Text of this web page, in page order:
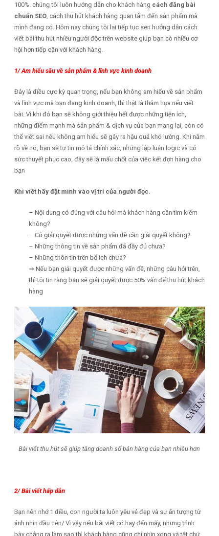
100%. chúng tôi luôn hướng dẫn cho khách hàng cách đăng bài
chuẩn SEO, cách thu hút khách hàng quan tâm đến sản phẩm mà
mình đang có. Hôm nay chúng tôi lại tiếp tục seri hướng dẫn cách
viết bài thu hút nhiều người độc trên website giúp bạn có nhiều cơ
hội hơn tiếp cận với khách hàng.
1/ Am hiểu sâu về sản phẩm & lĩnh vực kinh doanh
Đây là điều cực kỳ quan trọng, nếu bạn không am hiểu về sản phẩm
và lĩnh vực mà bạn đang kinh doanh, thì thật là thảm họa nếu viết
bài. Vì khi đó bạn sẽ không giới thiệu hết được những tiện ích,
những điểm mạnh mà sản phẩm & dịch vụ của bạn mang lại, còn có
thể viết sai nếu không am hiểu sẽ gây ra hậu quả khó lường. Khi nắm
rõ về nó, bạn sẽ tự tin mô tả chính xác, những lập luận logic và có
sức thuyết phục cao, đây sẽ là mấu chốt của việc kết đơn hàng cho
bạn
Khi viết hãy đặt mình vào vị trí của người đọc.
– Nội dung có đúng với câu hỏi mà khách hàng cần tìm kiếm
không?
– Có giải quyết được những vấn đề cần giải quyết không?
– Những thông tin về sản phẩm đã đầy đủ chưa?
– Những thôn tin trên bổ ích chưa?
⇒ Nếu bạn giải quyết được những vấn đề, những câu hỏi trên,
thì tôi tin rằng bạn sẽ giải quyết được 50% vấn để thu hút khách
hàng
Bài viết thu hút sẽ giúp tăng doanh số bán hàng của bạn nhiều hơn
2/ Bài viết hấp dẫn
Bạn nên nhớ 1 điều, con người ta luôn yêu vẻ đẹp và sự ấn tượng từ
ánh nhìn đầu tiên/ Vì vậy nếu bài viết có hay đến mấy, nhưng trình
bày chẳng ra làm sao thì khách hàng cũng chỉ nhìn xong và tắt chứ